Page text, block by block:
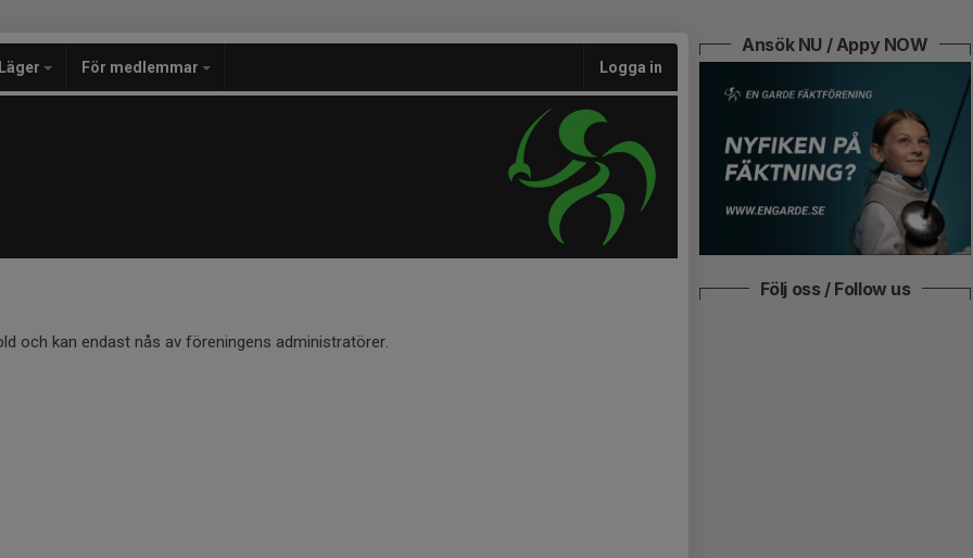
Läger För medlemmar Logga in
och kan endast nås av föreningens administratörer.
Ansök NU / Appy NOW
Följ oss / Follow us